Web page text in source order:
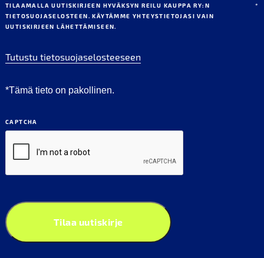
TILAAMALLA UUTISKIRJEEN HYVÄKSYN REILU KAUPPA RY:N
TIETOSUOJASELOSTEEN. KÄYTÄMME YHTEYSTIETOJASI VAIN
UUTISKIRJEEN LÄHETTÄMISEEN.
*
Tutustu tietosuojaselosteeseen
*Tämä tieto on pakollinen.
CAPTCHA
Tilaa uutiskirje